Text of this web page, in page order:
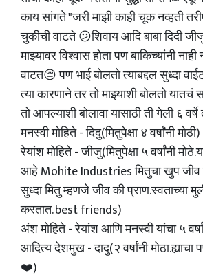
काय सांगते "जरी माझी काही चूक नव्हती
चुकीची वाटते 😕शिवाय आदि बाबा दिदी
माझ्यावर विश्वास होता पण बाकिच्यांनी
वाटत😔 पण भाई बोलतो त्याबद्दल सुध्दा
त्या कारणाने तर तो माझ्याशी बोलतो
तो आपल्याशी बोलावा यासाठी ती गेली ६
मनस्वी मोहिते - दिदु(मितुपेक्षा ४ वर्षांनी मोठी)
रेयांश मोहिते - जीजु(मितुपेक्षा ५ वर्षांनी
आहे Mohite Industries मितुचा खुप जीव
सुध्दा मितु म्हणजे जीव की प्राण.स्वताच्या
करतात. best friends)
अंश मोहिते - रेयांश आणि मनस्वी यांचा ५
आदित्य देशमुख - दादु(२ वर्षांनी
❤️)